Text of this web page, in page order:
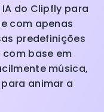
do Clipfly para
com apenas
predefinições
base em
música,
animar a